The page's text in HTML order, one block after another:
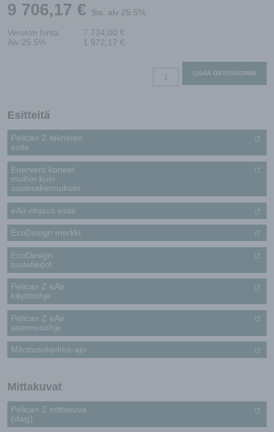
9 706,17 € Sis. alv 25.5%
Veroton hinta 7 734,00 €
Alv 25.5%
1 972,17 €
Pelican
Z
LISÄÄ OSTOSKORIIN
Esitteitä
Pelican Z tekninen
esite
Enervent koneet
muihin kuin
asuinrakennuksiin
eAir-ohjaus esite
EcoDesign merkki
EcoDesign
tuotetiedot
Pelican Z eAir
käyttöohje
Pelican Z eAir
asennusohje
Mitoitusohjelma-ajo
Mittakuvat
Pelican Z mittakuva
(dwg)